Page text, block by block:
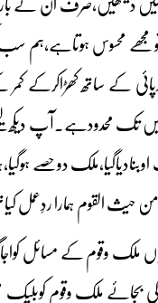
دیکھیں،صرف ان کے
محسوس ہوتاہے،ہم سب
کے ساتھ کھڑاکرکے کمر
محدودہے۔آپ دیکھ لیجئے
حیث القوم ہمارا ردِعمل
ملک وقوم کے مسائل
ملک وقوم کوبلیک